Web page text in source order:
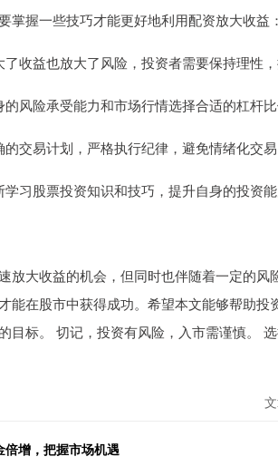
掌握一些技巧才能更好地利用配资放大收益：
收益也放大了风险，投资者需要保持理性，
风险承受能力和市场行情选择合适的杠杆比
交易计划，严格执行纪律，避免情绪化交易
习股票投资知识和技巧，提升自身的投资
放大收益的机会，但同时也伴随着一定的
能在股市中获得成功。希望本文能够帮助投
目标。 切记，投资有风险，入市需谨慎。
倍增，把握市场机遇